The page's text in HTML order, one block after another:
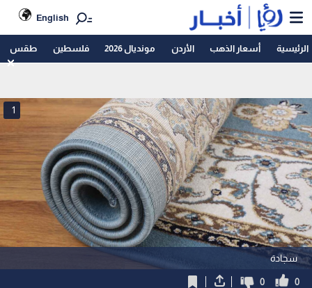
English
الرئيسية أسعار الذهب الأردن مونديال 2026 فلسطين طقس
سجادة
1
0
0